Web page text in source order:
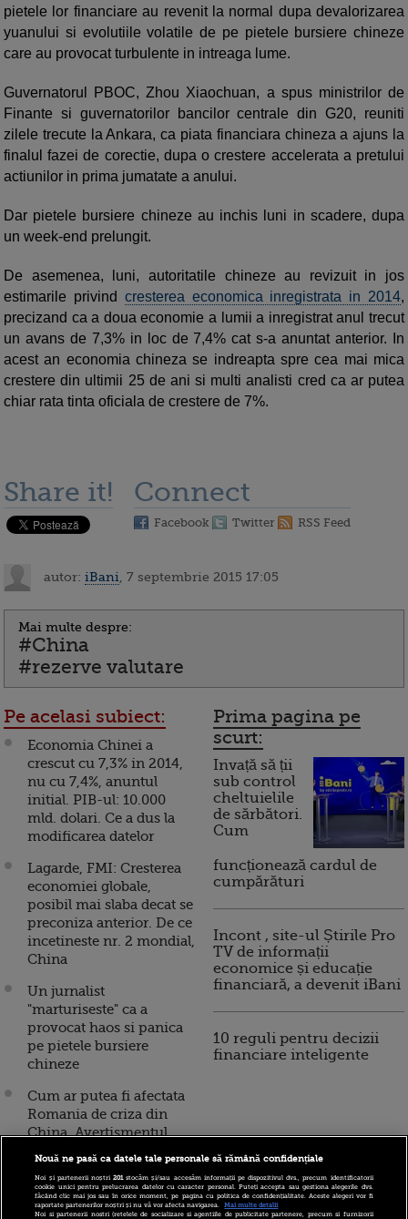
pietele lor financiare au revenit la normal dupa devalorizarea
yuanului si evolutiile volatile de pe pietele bursiere chineze
care au provocat turbulente in intreaga lume.
Guvernatorul PBOC, Zhou Xiaochuan, a spus ministrilor de
Finante si guvernatorilor bancilor centrale din G20, reuniti
zilele trecute la Ankara, ca piata financiara chineza a ajuns la
finalul fazei de corectie, dupa o crestere accelerata a pretului
actiunilor in prima jumatate a anului.
Dar pietele bursiere chineze au inchis luni in scadere, dupa
un week-end prelungit.
De asemenea, luni, autoritatile chineze au revizuit in jos
estimarile privind cresterea economica inregistrata in 2014,
precizand ca a doua economie a lumii a inregistrat anul trecut
un avans de 7,3% in loc de 7,4% cat s-a anuntat anterior. In
acest an economia chineza se indreapta spre cea mai mica
crestere din ultimii 25 de ani si multi analisti cred ca ar putea
chiar rata tinta oficiala de crestere de 7%.
Share it! Connect
Facebook Twitter RSS Feed
autor: iBani , 7 septembrie 2015 17:05
Mai multe despre:
#China
#rezerve valutare
Pe acelasi subiect:
Economia Chinei a
crescut cu 7,3% in 2014,
nu cu 7,4%, anuntul
initial. PIB-ul: 10.000
mld. dolari. Ce a dus la
modificarea datelor
Lagarde, FMI: Cresterea
economiei globale,
posibil mai slaba decat se
preconiza anterior. De ce
incetineste nr. 2 mondial,
China
Un jurnalist
"marturiseste" ca a
provocat haos si panica
pe pietele bursiere
chineze
Cum ar putea fi afectata
Romania de criza din
China. Avertismentul
expertilor despre
Cod Fiscal
Prima pagina pe
scurt:
Invață să ții
sub control
cheltuielile
de sărbători.
Cum
funcționează cardul de
cumpărături
Incont , site-ul Știrile Pro
TV de informații
economice și educație
financiară, a devenit iBani
10 reguli pentru decizii
financiare inteligente
Nouă ne pasă ca datele tale personale să rămână confidențiale
Noi și partenerii noștri201stocăm și/sau accesăm informații pe dispozitivul dvs., precum identificatorii
cookie unici pentru prelucrarea datelor cu caracter personal. Puteți accepta sau gestiona alegerile dvs.
făcând clic mai jos sau în orice moment, pe pagina cu politica de confidențialitate. Aceste alegeri vor fi
raportate partenerilor noștri și nu vă vor afecta navigarea.
Mai multe detalii
Noi si partenerii nostri (retelele de socializare si agentiile de publicitate partenere, precum si furnizorii